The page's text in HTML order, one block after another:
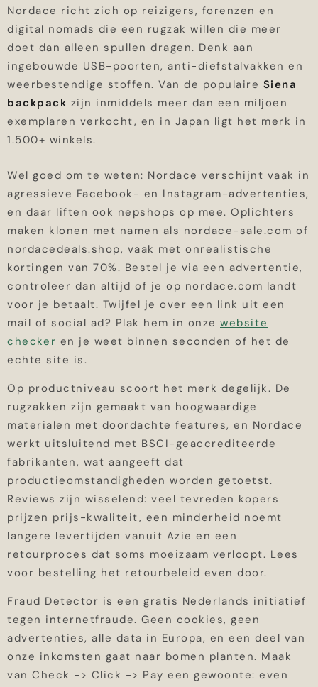
Nordace richt zich op reizigers, forenzen en
digital nomads die een rugzak willen die meer
doet dan alleen spullen dragen. Denk aan
ingebouwde USB-poorten, anti-diefstalvakken en
weerbestendige stoffen. Van de populaire Siena
backpack zijn inmiddels meer dan een miljoen
exemplaren verkocht, en in Japan ligt het merk in
1.500+ winkels.
Wel goed om te weten: Nordace verschijnt vaak in
agressieve Facebook- en Instagram-advertenties,
en daar liften ook nepshops op mee. Oplichters
maken klonen met namen als nordace-sale.com of
nordacedeals.shop, vaak met onrealistische
kortingen van 70%. Bestel je via een advertentie,
controleer dan altijd of je op nordace.com landt
voor je betaalt. Twijfel je over een link uit een
mail of social ad? Plak hem in onze website
checker en je weet binnen seconden of het de
echte site is.
Op productniveau scoort het merk degelijk. De
rugzakken zijn gemaakt van hoogwaardige
materialen met doordachte features, en Nordace
werkt uitsluitend met BSCI-geaccrediteerde
fabrikanten, wat aangeeft dat
productieomstandigheden worden getoetst.
Reviews zijn wisselend: veel tevreden kopers
prijzen prijs-kwaliteit, een minderheid noemt
langere levertijden vanuit Azie en een
retourproces dat soms moeizaam verloopt. Lees
voor bestelling het retourbeleid even door.
Fraud Detector is een gratis Nederlands initiatief
tegen internetfraude. Geen cookies, geen
advertenties, alle data in Europa, en een deel van
onze inkomsten gaat naar bomen planten. Maak
van Check -> Click -> Pay een gewoonte: even